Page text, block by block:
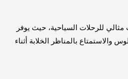
مثالي للرحلات السياحية، حيث يوفر
والاستمتاع بالمناظر الخلابة أثناء